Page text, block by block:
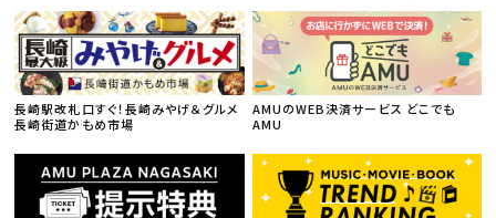
長崎駅改札口すぐ！長崎みやげ＆グルメ
長崎街道かもめ市場
AMUのWEB決済サービス どこでも
AMU